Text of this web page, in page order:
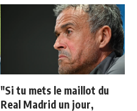
"Si tu mets le maillot du
Real Madrid un jour,